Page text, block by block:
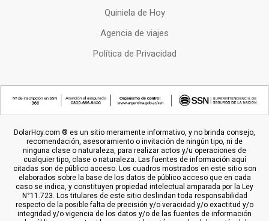
Quiniela de Hoy
Agencia de viajes
Política de Privacidad
DolarHoy.com ® es un sitio meramente informativo, y no brinda consejo,
recomendación, asesoramiento o invitación de ningún tipo, ni de
ninguna clase o naturaleza, para realizar actos y/u operaciones de
cualquier tipo, clase o naturaleza. Las fuentes de información aquí
citadas son de público acceso. Los cuadros mostrados en este sitio son
elaborados sobre la base de los datos de público acceso que en cada
caso se indica, y constituyen propiedad intelectual amparada por la Ley
N°11.723. Los titulares de este sitio deslindan toda responsabilidad
respecto de la posible falta de precisión y/o veracidad y/o exactitud y/o
integridad y/o vigencia de los datos y/o de las fuentes de información